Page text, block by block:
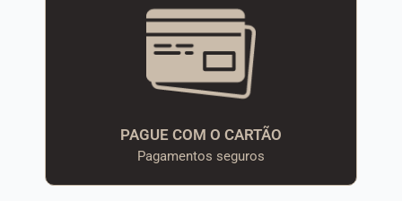
PAGUE COM O CARTÃO
Pagamentos seguros